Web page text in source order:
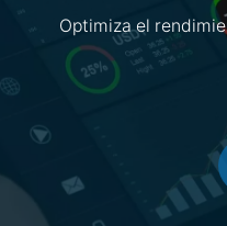
Optimiza el